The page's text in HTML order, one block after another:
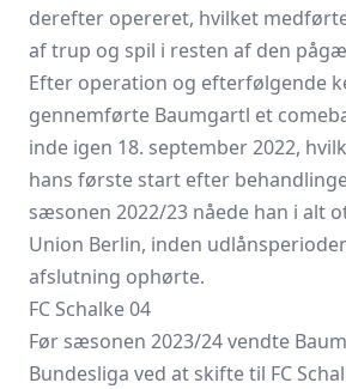
derefter opereret, hvilket
af trup og spil i resten af den
Efter operation og efterfølgende
gennemførte Baumgartl et
inde igen 18. september 2022,
hans første start efter
sæsonen 2022/23 nåede han i alt
Union Berlin, inden
afslutning ophørte.
FC Schalke 04
Før sæsonen 2023/24 vendte
Bundesliga ved at skifte til FC